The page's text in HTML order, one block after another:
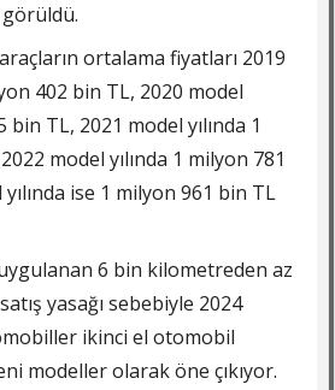
ortalama fiyatları 2019
402 bin TL, 2020 model
bin TL, 2021 model yılında 1
model yılında 1 milyon 781
ise 1 milyon 961 bin TL
6 bin kilometreden az
yasağı sebebiyle 2024
ikinci el otomobil
modeller olarak öne çıkıyor.